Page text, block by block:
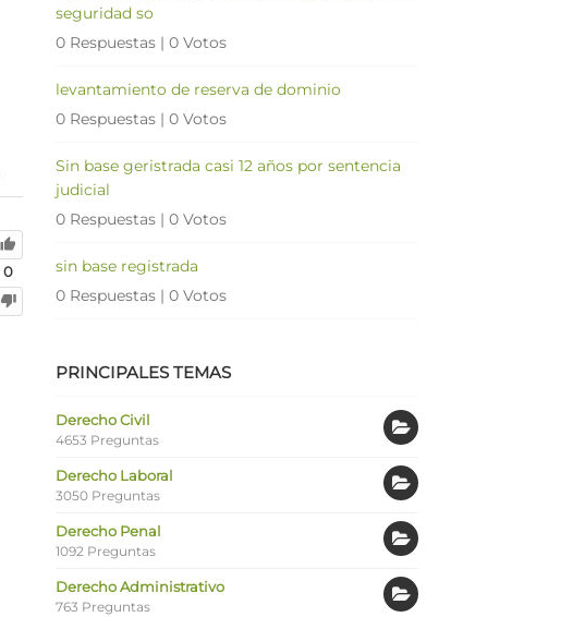
0
seguridad so
0 Respuestas | 0 Votos
levantamiento de reserva de dominio
0 Respuestas | 0 Votos
Sin base geristrada casi 12 años por sentencia
judicial
0 Respuestas | 0 Votos
sin base registrada
0 Respuestas | 0 Votos
PRINCIPALES TEMAS
Derecho Civil
4653 Preguntas
Derecho Laboral
3050 Preguntas
Derecho Penal
1092 Preguntas
Derecho Administrativo
763 Preguntas